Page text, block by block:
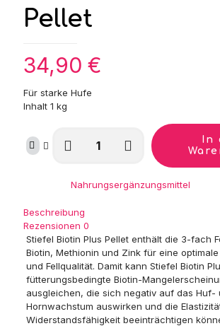
Pellet
34,90 €
Für starke Hufe
Inhalt 1 kg
Menge
In
Nahrungsergänzungsmittel
Beschreibung
Rezensionen 0
Stiefel Biotin Plus Pellet enthält die 3-fach
Biotin, Methionin und Zink für eine
und Fellqualität. Damit kann Stiefel Biotin
fütterungsbedingte Biotin-
ausgleichen, die sich negativ auf das Huf-
Hornwachstum auswirken und die
Widerstandsfähigkeit beeinträchtigen